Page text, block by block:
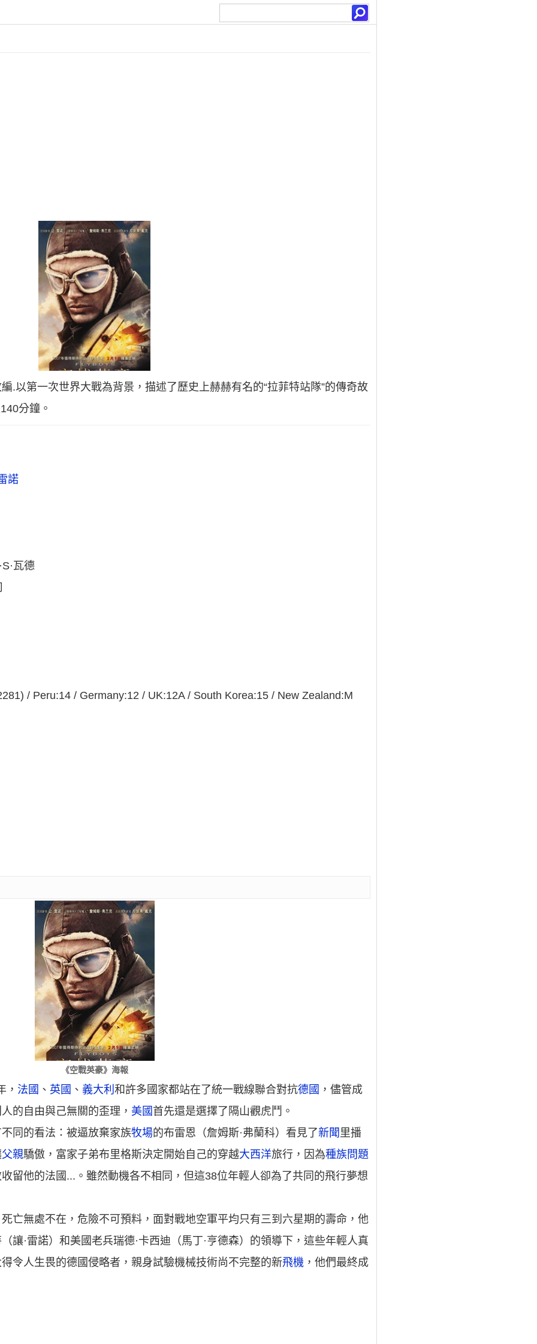
.以第一次世界大戰為背景，描述了歷史上赫赫有名的“拉菲特站隊”的傳奇故
分鐘。
諾
瓦德
/ Peru:14 / Germany:12 / UK:12A / South Korea:15 / New Zealand:M
《空戰英豪》海報
， 法國 、英國 、 義大利和許多國家都站在了統一戰線聯合對抗德國 ，儘管成
的自由與己無關的歪理， 美國 首先還是選擇了隔山觀虎鬥。
同的看法：被逼放棄家族牧場的布雷恩（詹姆斯·弗蘭科）看見了新聞 里播
父親驕傲，富家子弟布里格斯決定開始自己的穿越大西洋旅行，因為種族問題
留他的法國...。雖然動機各不相同，但這38位年輕人卻為了共同的飛行夢想
亡無處不在，危險不可預料，面對戰地空軍平均只有三到六星期的壽命，他
讓·雷諾）和美國老兵瑞德·卡西迪（馬丁·亨德森）的領導下，這些年輕人真
令人生畏的德國侵略者，親身試驗機械技術尚不完整的新飛機 ，他們最終成